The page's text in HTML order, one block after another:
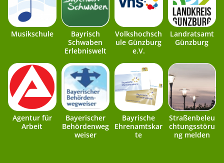
Musikschule
Bayrisch
Schwaben
Erlebniswelt
Volkshochsch
ule Günzburg
e.V.
Landratsamt
Günzburg
Agentur für
Arbeit
Bayerischer
Behördenweg
weiser
Bayrische
Ehrenamtskar
te
Straßenbeleu
chtungsstöru
ng melden